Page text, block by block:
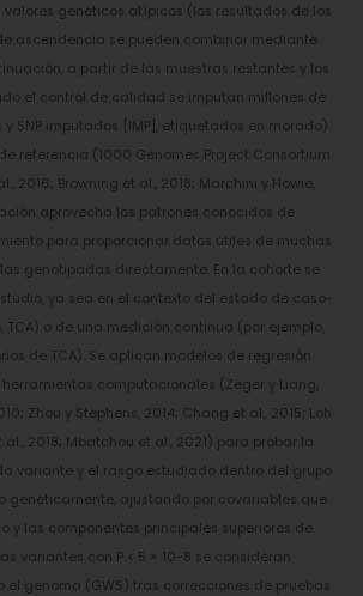
genéticos atípicos (los resultados de los
ascendencia se pueden combinar mediante
a partir de las muestras restantes y los
el control de calidad se imputan millones de
SNP imputados [IMP], etiquetados en morado)
referencia (1000 Genomes Project Consortium
2016; Browning et al., 2018; Marchini y Howie,
aprovecha los patrones conocidos de
para proporcionar datos útiles de muchas
genotipadas directamente. En la cohorte se
ya sea en el contexto del estado de caso-
TCA) o de una medición continua (por ejemplo,
de TCA). Se aplican modelos de regresión
computacionales (Zeger y Liang,
Zhou y Stephens, 2014; Chang et al., 2015; Loh
al., 2018; Mbatchou et al., 2021) para probar la
variante y el rasgo estudiado dentro del grupo
genéticamente, ajustando por covariables que
y las componentes principales superiores de
variantes con P < 5 × 10-8 se consideran
genoma (GWS) tras correcciones de pruebas